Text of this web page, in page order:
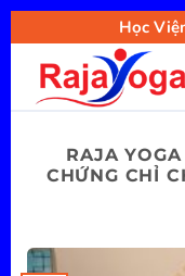
Học
RAJA
CHỨNG CHỈ